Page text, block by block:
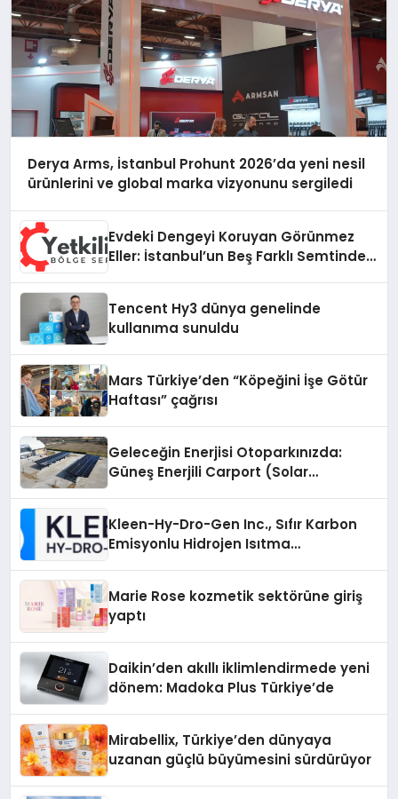
Derya Arms, İstanbul Prohunt 2026’da yeni nesil
ürünlerini ve global marka vizyonunu sergiledi
Evdeki Dengeyi Koruyan Görünmez
Eller: İstanbul’un Beş Farklı Semtinde
Tencent Hy3 dünya genelinde
kullanıma sunuldu
Mars Türkiye’den “Köpeğini İşe Götür
Haftası” çağrısı
Geleceğin Enerjisi Otoparkınızda:
Güneş Enerjili Carport (Solar
Kleen-Hy-Dro-Gen Inc., Sıfır Karbon
Emisyonlu Hidrojen Isıtma
Marie Rose kozmetik sektörüne giriş
yaptı
Daikin’den akıllı iklimlendirmede yeni
dönem: Madoka Plus Türkiye’de
Mirabellix, Türkiye’den dünyaya
uzanan güçlü büyümesini sürdürüyor